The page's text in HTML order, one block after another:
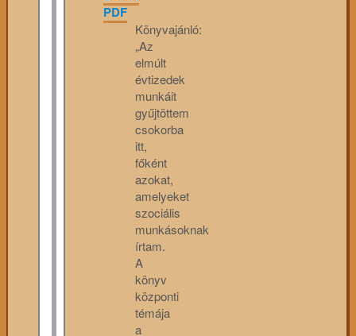
PDF
Könyvajánló:
„Az
elmúlt
évtizedek
munkáit
gyűjtöttem
csokorba
itt,
főként
azokat,
amelyeket
szociális
munkásoknak
írtam.
A
könyv
központi
témája
a